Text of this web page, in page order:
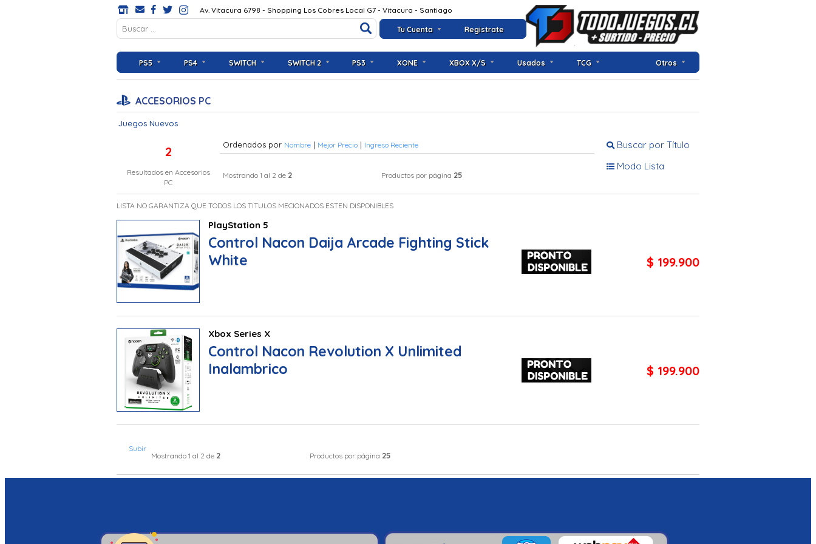
Tu Cuenta Registrate
Av. Vitacura 6798 - Shopping Los Cobres Local G7 - Vitacura - Santiago
PS5 PS4 SWITCH SWITCH 2 PS3 XONE XBOX X/S Usados TCG Otros
ACCESORIOS PC
Juegos Nuevos
Buscar por Título
Modo Lista
2
Resultados en Accesorios
PC
Ordenados por Nombre | Mejor Precio | Ingreso Reciente
Mostrando 1 al 2 de 2 Productos por página 25
LISTA NO GARANTIZA QUE TODOS LOS TITULOS MECIONADOS ESTEN DISPONIBLES
PlayStation 5
Control Nacon Daija Arcade Fighting Stick
White
$ 199.900
Xbox Series X
Control Nacon Revolution X Unlimited
Inalambrico
$ 199.900
Subir
Mostrando 1 al 2 de 2 Productos por página 25